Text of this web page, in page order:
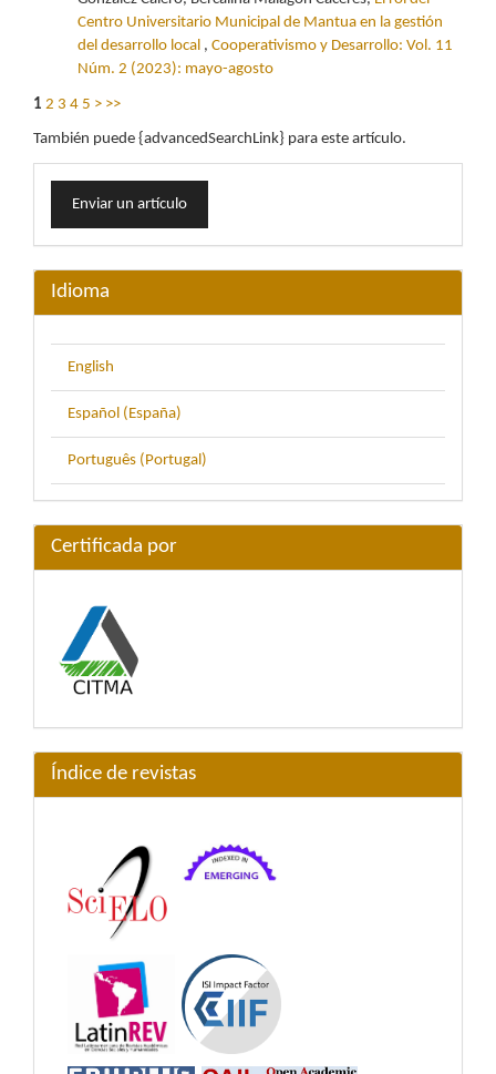
Centro Universitario Municipal de Mantua en la gestión
del desarrollo local , Cooperativismo y Desarrollo: Vol. 11
Núm. 2 (2023): mayo-agosto
1 2 3 4 5 > >>
También puede {advancedSearchLink} para este artículo.
Enviar
un Enviar un artículo
Idioma
English
Español (España)
Português (Portugal)
Certificada por
Índice de revistas